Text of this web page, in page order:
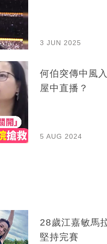
3 JUN 2025
何伯突傳中風
屋中直播？
5 AUG 2024
28歲江嘉敏馬拉松前
堅持完賽